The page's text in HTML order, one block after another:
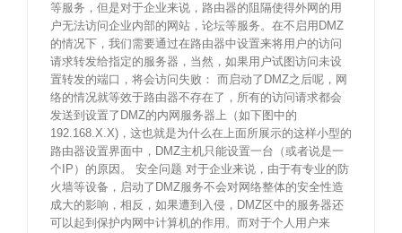
等服务，但是对于企业来说，路由器的阻隔使得外网的用
户无法访问企业内部的网站，论坛等服务。在不启用DMZ
的情况下，我们需要通过在路由器中设置来将用户的访问
请求转发给指定的服务器，当然，如果用户试图访问未设
置转发的端口，将会访问失败： 而启动了DMZ之后呢，网
络的情况就等效于路由器不存在了，所有的访问请求都会
发送到设置了DMZ的内网服务器上（如下图中的
192.168.X.X)，这也就是为什么在上面所展示的这样小型的
路由器设置界面中，DMZ主机只能设置一台（或者说是一
个IP）的原因。 安全问题 对于企业来说，由于有专业的防
火墙等设备，启动了DMZ服务不会对网络整体的安全性造
成大的影响，相反，如果遭到入侵，DMZ区中的服务器还
可以起到保护内网中计算机的作用。而对于个人用户来